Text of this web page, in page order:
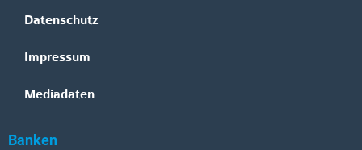
Datenschutz
Impressum
Mediadaten
Banken